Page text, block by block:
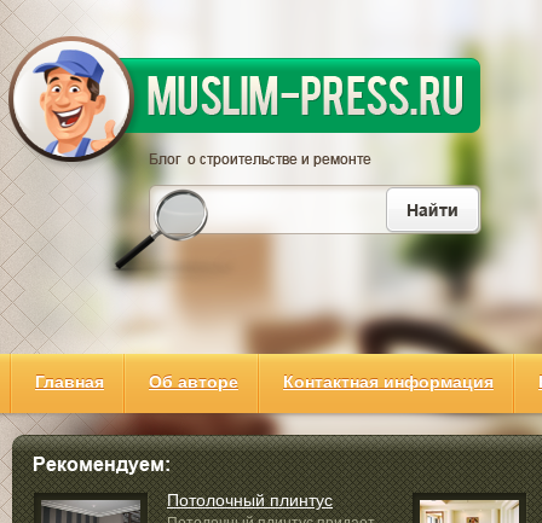
Главная Об авторе Контактная информация
Потолочный плинтус